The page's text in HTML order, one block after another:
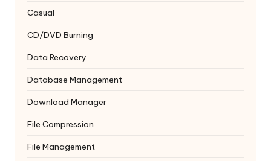
Casual
CD/DVD Burning
Data Recovery
Database Management
Download Manager
File Compression
File Management